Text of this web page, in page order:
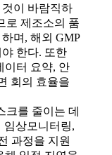
이 바람직하
로 제조소의 품
며, 해외 GMP
한다. 또한
이터 요약, 안
회의 효율을
크를 줄이는 데
임상모니터링,
과정을 지원